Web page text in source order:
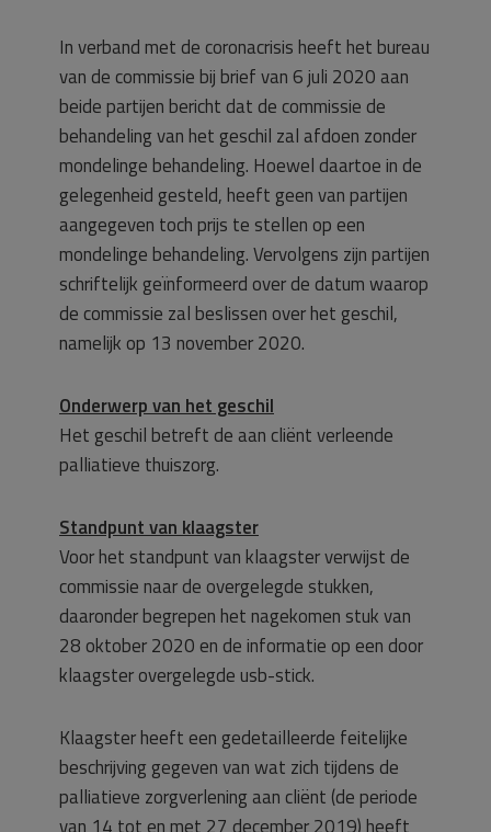
In verband met de coronacrisis heeft het bureau
van de commissie bij brief van 6 juli 2020 aan
beide partijen bericht dat de commissie de
behandeling van het geschil zal afdoen zonder
mondelinge behandeling. Hoewel daartoe in de
gelegenheid gesteld, heeft geen van partijen
aangegeven toch prijs te stellen op een
mondelinge behandeling. Vervolgens zijn partijen
schriftelijk geïnformeerd over de datum waarop
de commissie zal beslissen over het geschil,
namelijk op 13 november 2020.
Onderwerp van het geschil
Het geschil betreft de aan cliënt verleende
palliatieve thuiszorg.
Standpunt van klaagster
Voor het standpunt van klaagster verwijst de
commissie naar de overgelegde stukken,
daaronder begrepen het nagekomen stuk van
28 oktober 2020 en de informatie op een door
klaagster overgelegde usb-stick.
Klaagster heeft een gedetailleerde feitelijke
beschrijving gegeven van wat zich tijdens de
palliatieve zorgverlening aan cliënt (de periode